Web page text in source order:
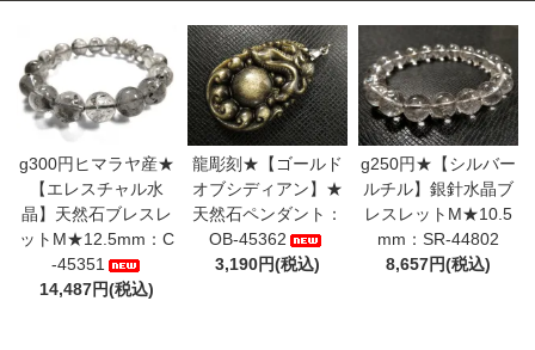
g300円ヒマラヤ産★
【エレスチャル水
晶】天然石ブレスレ
ットM★12.5mm：C
-45351
14,487円(税込)
龍彫刻★【ゴールド
オブシディアン】★
天然石ペンダント：
OB-45362
3,190円(税込)
g250円★【シルバー
ルチル】銀針水晶ブ
レスレットM★10.5
mm：SR-44802
8,657円(税込)